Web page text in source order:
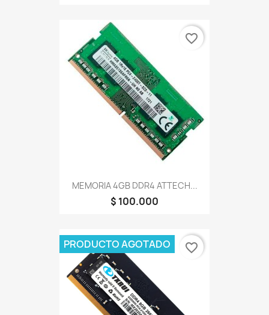
MEMORIA 4GB DDR4 ATTECH...
$ 100.000
favorite_border
PRODUCTO AGOTADO favorite_border